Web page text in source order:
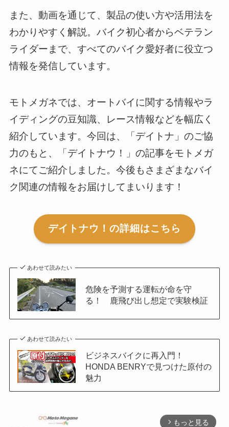
また、動画を通じて、製品の使い方や活用法を
わかりやすく解説。バイク初心者からベテラン
ライダーまで、すべてのバイク愛好者に役立つ
情報を発信しています。
モトメガネでは、オートバイに関する情報やラ
イディングの豆知識、レース情報などを幅広く
紹介しています。今回は、「デイトナ」のご協
力のもと、「デイトナウ！」の記事をモトメガ
ネにてご紹介しました。今後もさまざまなバイ
ク関連の情報をお届けしてまいります！
デイトナウ！の詳細はこちら
あわせて読みたい
危険を予測する運転が命を守
る！ 鹿飛び出し想定で実験検証
あわせて読みたい
ビジネスバイクに再入門！
HONDA BENRYで見つけた原付の
魅力
arrow_forward_ios もっと見る